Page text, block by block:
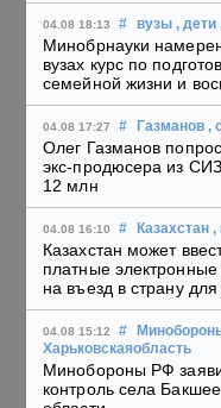
04.08 18:13 # вузы , дети
Минобрнауки
вузах курс по
семейной жизни и
04.08 17:27 # Газманов ,
Олег Газманов
экс-продюсера из
12 млн
04.08 16:10 # Казахстан ,
Казахстан может
платные
на въезд в страну
04.08 15:12 #
Харьковскаяобласть
Минобороны РФ
контроль села